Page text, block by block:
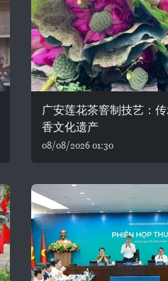
广安莲花茶窨制技艺：
香文化遗产
08/08/2026 01:30